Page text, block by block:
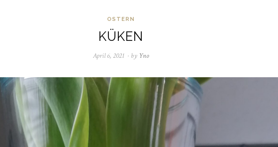
OSTERN
KÜKEN
April 6, 2021Juni
2021
by Yno